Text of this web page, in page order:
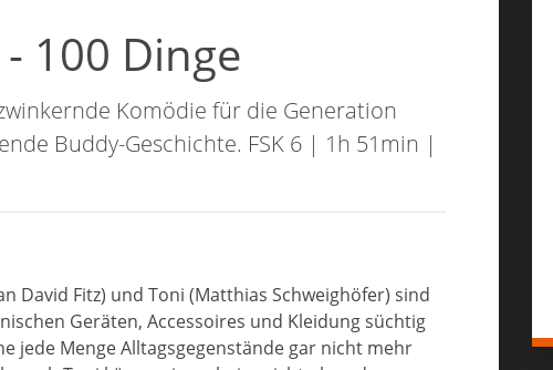
100 Dinge
Komödie für die Generation
Buddy-Geschichte. FSK 6 | 1h 51min |
David Fitz) und Toni (Matthias Schweighöfer) sind
Geräten, Accessoires und Kleidung süchtig
jede Menge Alltagsgegenstände gar nicht mehr